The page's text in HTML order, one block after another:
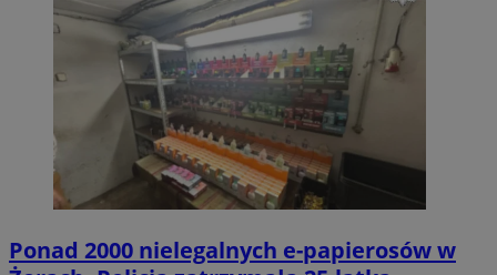
Ponad 2000 nielegalnych e-papierosów w